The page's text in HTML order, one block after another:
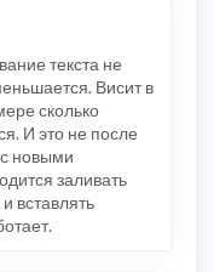
текста не
Висит в
сколько
И это не после
новыми
заливать
вставлять